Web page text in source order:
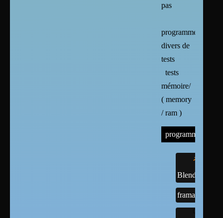
pas
programmes
divers de
tests
tests
mémoire/
( memory
/ ram )
programmes
Blender
framasoft